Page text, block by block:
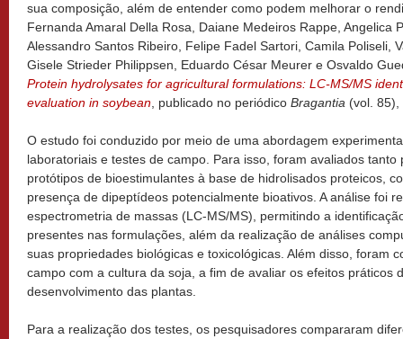
sua composição, além de entender como podem melhorar o
Fernanda Amaral Della Rosa, Daiane Medeiros Rappe, Angelica
Alessandro Santos Ribeiro, Felipe Fadel Sartori, Camila Poliseli,
Gisele Strieder Philippsen, Eduardo César Meurer e Osvaldo
Protein hydrolysates for agricultural formulations: LC-MS/MS
evaluation in soybean , publicado no periódico Bragantia (vol.
O estudo foi conduzido por meio de uma abordagem
laboratoriais e testes de campo. Para isso, foram avaliados
protótipos de bioestimulantes à base de hidrolisados proteicos,
presença de dipeptídeos potencialmente bioativos. A análise foi
espectrometria de massas (LC-MS/MS), permitindo a
presentes nas formulações, além da realização de análises
suas propriedades biológicas e toxicológicas. Além disso, foram
campo com a cultura da soja, a fim de avaliar os efeitos práticos
desenvolvimento das plantas.
Para a realização dos testes, os pesquisadores compararam